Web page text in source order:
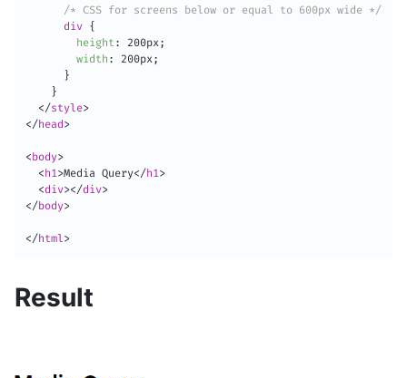
/* CSS for screens below or equal to 600px wide */
div {
height : 200px;
width : 200px;
}
}
</style>
</head >
< body>
< h1>Media Query</h1>
<div></div>
</body>
</html>
Result